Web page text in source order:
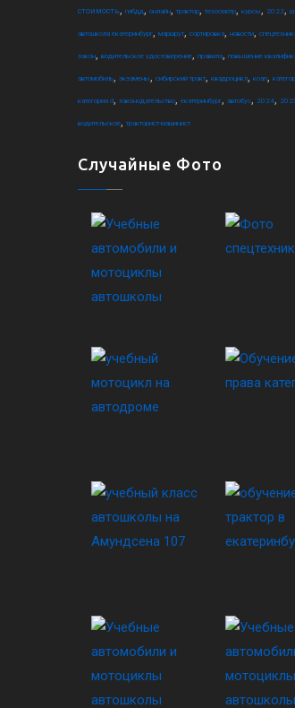
стоимость, гибдд, онлайн, трактор, техосмотр, курсы, 2022,
автошкола екатеринбург, маршрут, сортировка, новости,
закон, водительское удостоверение, правила, повышение
автомобиль, экзамены, сибирский тракт, квадроцикл, коап,
категория d, законодательство, екатеринбург, автобус, 2024,
водительское, тракторист-машинист
Случайные Фото